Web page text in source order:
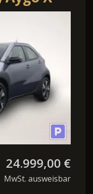
24.999,00 €
MwSt. ausweisbar